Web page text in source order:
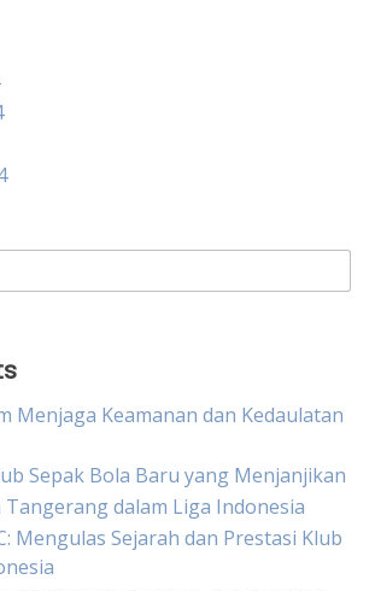
Menjaga Keamanan dan Kedaulatan
Sepak Bola Baru yang Menjanjikan
dalam Liga Indonesia
Mengulas Sejarah dan Prestasi Klub